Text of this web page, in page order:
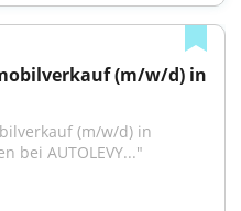
(m/w/d) in
(m/w/d) in
bei AUTOLEVY..."